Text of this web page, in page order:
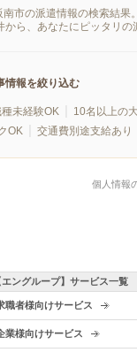
南市の派遣情報の検索結
から、あなたにピッタリの
情報を絞り込む
未経験OK 10名以上の
OK
交通費別途支給あり
個人情報
エングループ】サービス一覧
職者様向けサービス
業様向けサービス